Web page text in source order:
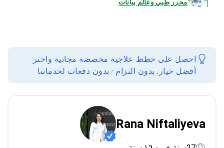
محرر طبي وعالم بيانات
احصل على خطط علاجية مخصصة مجانية واختر
أفضل خيار. بدون التزام · بدون دفعات لخدماتنا
Rana Niftaliyeva